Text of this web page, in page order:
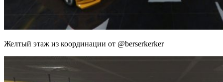
Желтый этаж из координации от @berserkerker